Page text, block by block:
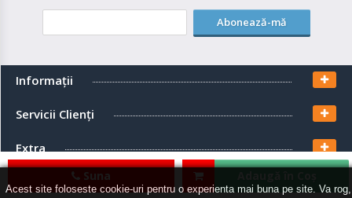
Acest site foloseste cookie-uri pentru o experienta mai buna pe site. Va rog,
Suna
Abonează-mă
Informaţii
Servicii Clienţi
Extra
Contul meu